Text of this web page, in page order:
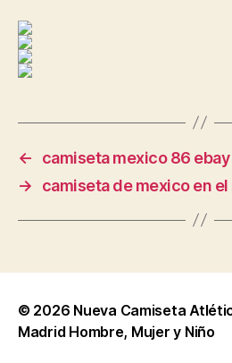
←
camiseta mexico 86 ebay
→
camiseta de mexico en
© 2026 Nueva Camiseta
Madrid Hombre, Mujer y Niño